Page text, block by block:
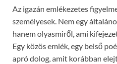
Az igazán emlékezetes
személyesek. Nem egy
hanem olyasmiről, ami
Egy közös emlék, egy belső
apró dolog, amit korábban